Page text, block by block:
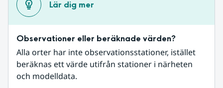
Lär dig mer
Observationer eller beräknade värden?
Alla orter har inte observationsstationer, istället
beräknas ett värde utifrån stationer i närheten
och modelldata.